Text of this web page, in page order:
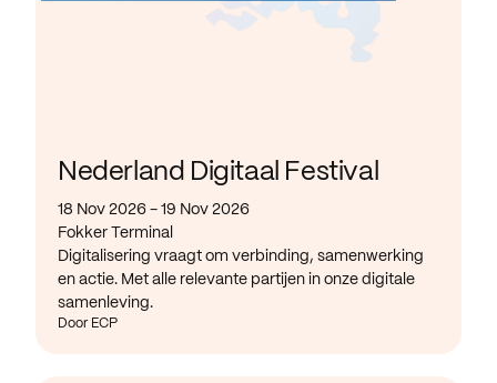
Nederland Digitaal Festival
18 Nov 2026 - 19 Nov 2026
Fokker Terminal
Digitalisering vraagt om verbinding, samenwerking
en actie. Met alle relevante partijen in onze digitale
samenleving.
Door ECP